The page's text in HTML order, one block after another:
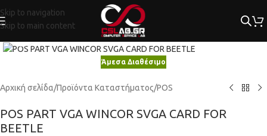
Skip to navigation
Skip to main content
Κλικ για μεγέθυνση
Άμεσα Διαθέσιμο
Αρχική σελίδα/Προϊόντα Καταστήματος/POS
POS PART VGA WINCOR SVGA CARD FOR
BEETLE